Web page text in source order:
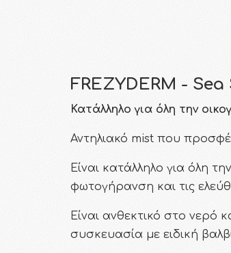
FREZYDERM -
Κατάλληλο για όλη την
Αντηλιακό mist που
Είναι κατάλληλο για όλη
φωτογήρανση και τις
Είναι ανθεκτικό στο νερό
συσκευασία με ειδική